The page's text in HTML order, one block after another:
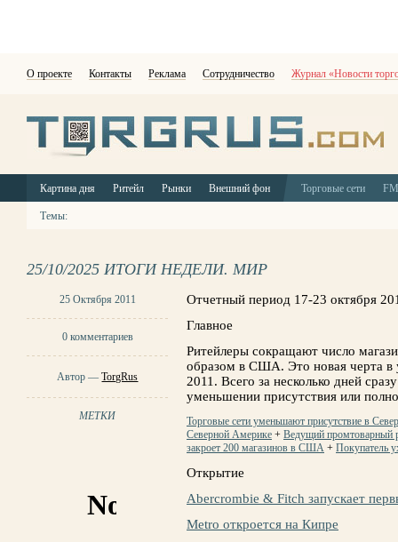
О проекте Контакты Реклама Сотрудничество Журнал «Новости
Картина дня Ритейл Рынки Внешний фон Торговые сети
Темы:
25/10/2025 ИТОГИ НЕДЕЛИ. МИР
25 Октября 2011
0 комментариев
Автор —TorgRus
МЕТКИ
Отчетный период 17-23 октября
Главное
Ритейлеры сокращают число
образом в США. Это новая черта в
2011. Всего за несколько дней
уменьшении присутствия или
Торговые сети уменьшают присутствие в
Северной Америке + Ведущий промтоварный
закроет 200 магазинов в США + Покупатель
Открытие
Abercrombie & Fitch запускает
Metro откроется на Кипре